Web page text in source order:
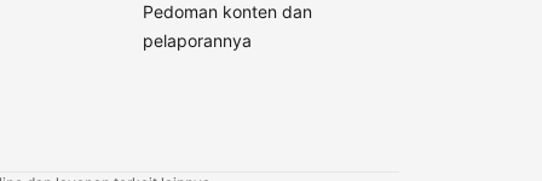
Pedoman konten dan
pelaporannya